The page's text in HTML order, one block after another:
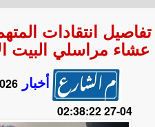
تفاصيل انتقادات
عشاء مراسلي البيت
أخبار
04-27 02:38:22